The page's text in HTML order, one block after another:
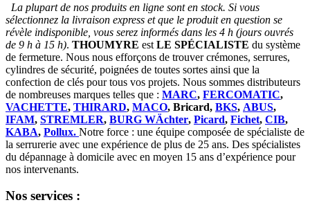
La plupart de nos produits en ligne sont en stock. Si vous
sélectionnez la livraison express et que le produit en question se
révèle indisponible, vous serez informés dans les 4 h (jours ouvrés
de 9 h à 15 h). THOUMYRE est LE SPÉCIALISTE du système
de fermeture. Nous nous efforçons de trouver crémones, serrures,
cylindres de sécurité, poignées de toutes sortes ainsi que la
confection de clés pour tous vos projets. Nous sommes distributeurs
de nombreuses marques telles que : MARC, FERCOMATIC,
VACHETTE, THIRARD, MACO, Bricard, BKS, ABUS,
IFAM, STREMLER, BURG WÄchter, Picard, Fichet, CIB,
KABA, Pollux. Notre force : une équipe composée de spécialiste de
la serrurerie avec une expérience de plus de 25 ans. Des spécialistes
du dépannage à domicile avec en moyen 15 ans d’expérience pour
nos intervenants.
Nos services :